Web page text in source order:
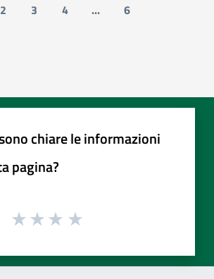
2 3 4 ... 6
chiare le informazioni
pagina?